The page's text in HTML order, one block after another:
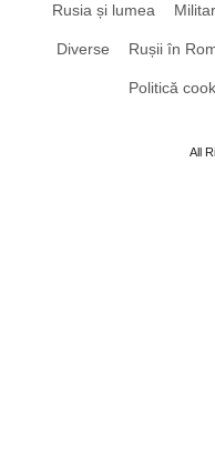
Rusia și lumea Militar
Diverse Rușii în
Politică
All